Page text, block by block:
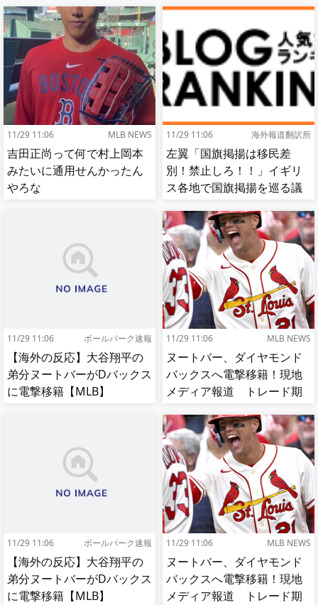
11/29 11:06 MLB NEWS
吉田正尚って何で村上岡本
みたいに通用せんかったん
やろな
11/29 11:06 海外報道翻訳所
左翼「国旗掲揚は移民差
別！禁止しろ！！」イギリ
ス各地で国旗掲揚を巡る議
の反応]
11/29 11:06 ボールパーク速報
【海外の反応】大谷翔平の
弟分ヌートバーがDバックス
に電撃移籍【MLB】
11/29 11:06 MLB NEWS
ヌートバー、ダイヤモンド
バックスへ電撃移籍！現地
メディア報道 トレード期
11/29 11:06 ボールパーク速報
【海外の反応】大谷翔平の
弟分ヌートバーがDバックス
に電撃移籍【MLB】
11/29 11:06 MLB NEWS
ヌートバー、ダイヤモンド
バックスへ電撃移籍！現地
メディア報道 トレード期